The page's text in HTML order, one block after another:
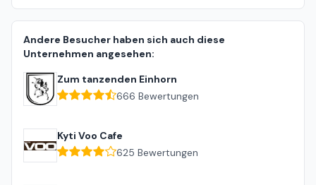
Andere Besucher haben sich auch diese
Unternehmen angesehen:
Zum tanzenden Einhorn
666 Bewertungen
Kyti Voo Cafe
625 Bewertungen